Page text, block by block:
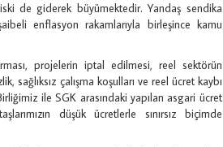
de giderek büyümektedir. Yandaş sendika
enflasyon rakamlarıyla birleşince kamu
projelerin iptal edilmesi, reel sektörün
sağlıksız çalışma koşulları ve reel ücret kaybı
ile SGK arasındaki yapılan asgari ücret
düşük ücretlerle sınırsız biçimde